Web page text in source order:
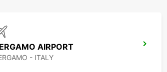
AIRPORT
- ITALY